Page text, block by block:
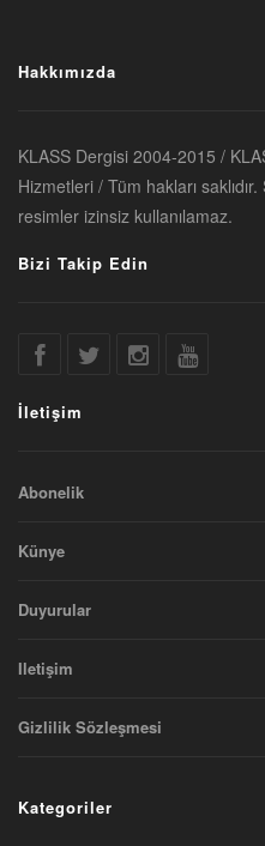
Hakkımızda
KLASS Dergisi 2004-2015 /
Hizmetleri / Tüm hakları
resimler izinsiz kullanılamaz.
Bizi Takip Edin
İletişim
Abonelik
Künye
Duyurular
Iletişim
Gizlilik Sözleşmesi
Kategoriler